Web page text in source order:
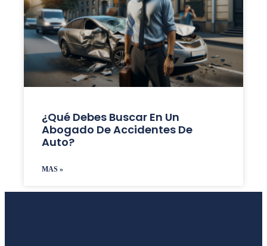
¿Qué Debes Buscar En Un
Abogado De Accidentes De
Auto?
MAS »